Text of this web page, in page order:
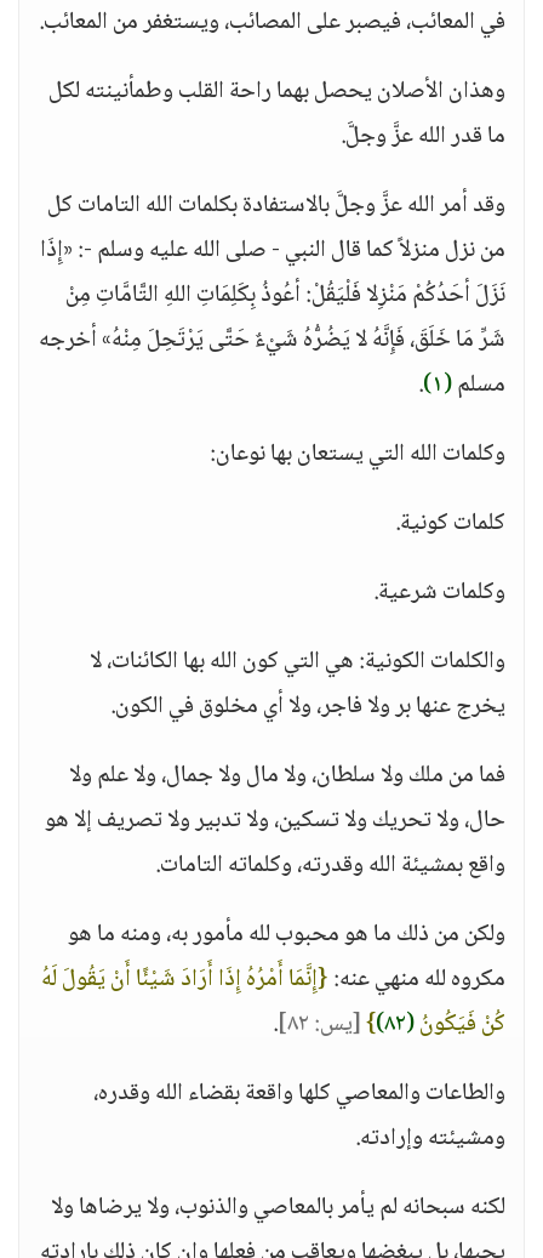
في المعائب، فيصبر على المصائب، ويستغفر من المعائب.
وهذان الأصلان يحصل بهما راحة القلب وطمأنينته لكل
ما قدر الله عزَّ وجلَّ.
وقد أمر الله عزَّ وجلَّ بالاستفادة بكلمات الله التامات كل
من نزل منزلاً كما قال النبي - صلى الله عليه وسلم -: «إِذَا
نَزَلَ أحَدُكُمْ مَنْزِلا فَلْيَقُلْ: أعُوذُ بِكَلِمَاتِ اللهِ التَّامَّاتِ مِنْ
شَرِّ مَا خَلَقَ، فَإِنَّهُ لا يَضُرُّهُ شَيْءٌ حَتَّى يَرْتَحِلَ مِنْهُ» أخرجه
مسلم(١) .
وكلمات الله التي يستعان بها نوعان:
كلمات كونية.
وكلمات شرعية.
والكلمات الكونية: هي التي كون الله بها الكائنات، لا
يخرج عنها بر ولا فاجر، ولا أي مخلوق في الكون.
فما من ملك ولا سلطان، ولا مال ولا جمال، ولا علم ولا
حال، ولا تحريك ولا تسكين، ولا تدبير ولا تصريف إلا هو
واقع بمشيئة الله وقدرته، وكلماته التامات.
ولكن من ذلك ما هو محبوب لله مأمور به، ومنه ما هو
مكروه لله منهي عنه:{إِنَّمَا أَمْرُهُ إِذَا أَرَادَ شَيْئًا أَنْ يَقُولَ لَهُ
كُنْ فَيَكُونُ(٨٢) }[يس: ٨٢]
.
والطاعات والمعاصي كلها واقعة بقضاء الله وقدره،
ومشيئته وإرادته.
لكنه سبحانه لم يأمر بالمعاصي والذنوب، ولا يرضاها ولا